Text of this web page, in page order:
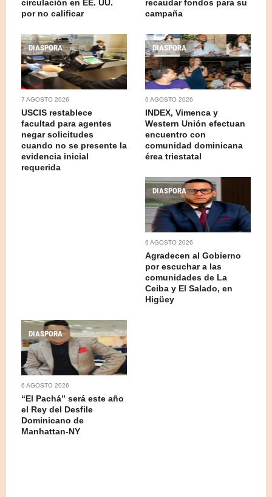
circulación en EE. UU.
por no calificar
recaudar fondos para su
campaña
DIASPORA
7 AGOSTO 2026
USCIS restablece
facultad para agentes
negar solicitudes
cuando no se presente la
evidencia inicial
requerida
DIASPORA
6 AGOSTO 2026
INDEX, Vimenca y
Western Unión efectuan
encuentro con
comunidad dominicana
érea triestatal
DIASPORA
6 AGOSTO 2026
Agradecen al Gobierno
por escuchar a las
comunidades de La
Ceiba y El Salado, en
Higüey
DIASPORA
6 AGOSTO 2026
“El Pachá” será este año
el Rey del Desfile
Dominicano de
Manhattan-NY